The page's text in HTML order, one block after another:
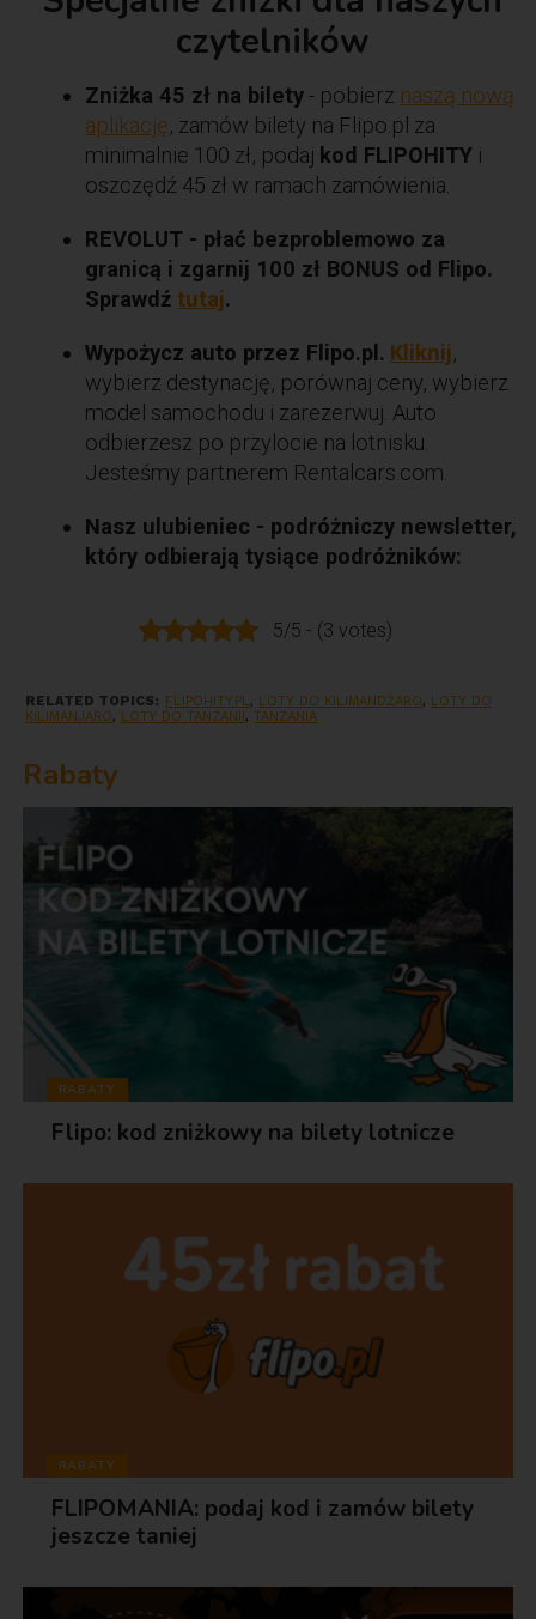
czytelników
Zniżka 45 zł na bilety - pobierz naszą nową
aplikację, zamów bilety na Flipo.pl za
minimalnie 100 zł, podaj kod FLIPOHITY i
oszczędź 45 zł w ramach zamówienia.
REVOLUT - płać bezproblemowo za
granicą i zgarnij 100 zł BONUS od Flipo.
Sprawdźtutaj.
Wypożycz auto przez Flipo.pl. Kliknij,
wybierz destynację, porównaj ceny, wybierz
model samochodu i zarezerwuj. Auto
odbierzesz po przylocie na lotnisku.
Jesteśmy partnerem Rentalcars.com.
Nasz ulubieniec - podróżniczy newsletter,
który odbierają tysiące podróżników:
5/5 - (3 votes)
RELATED TOPICS: FLIPOHITY.PL , LOTY DO KILIMANDŻARO, LOTY DO
KILIMANJARO, LOTY DO TANZANII, TANZANIA
Rabaty
RABATY
Flipo: kod zniżkowy na bilety lotnicze
RABATY
FLIPOMANIA: podaj kod i zamów bilety
jeszcze taniej